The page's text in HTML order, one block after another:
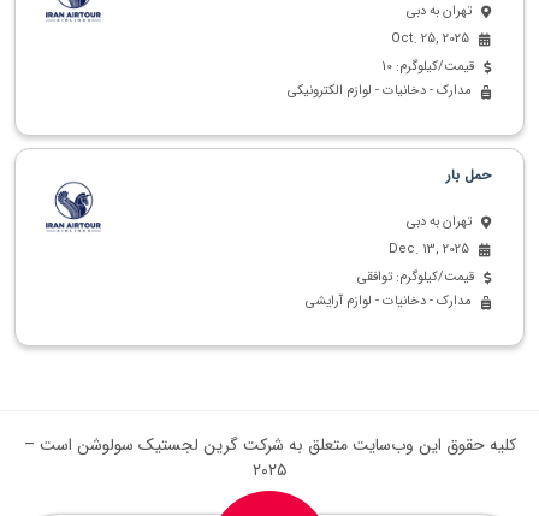
تهران به دبی
Oct. 25, 2025
قیمت/کیلوگرم: 10
مدارک - دخانیات - لوازم الکترونیکی
حمل بار
تهران به دبی
Dec. 13, 2025
قیمت/کیلوگرم: توافقی
مدارک - دخانیات - لوازم آرایشی
کلیه حقوق این وب‌سایت متعلق به شرکت گرین لجستیک سولوشن است –
۲۰۲۵